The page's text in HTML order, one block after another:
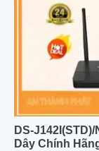
DS-
Dây Chính